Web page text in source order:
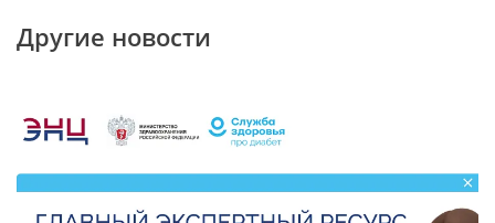
Другие новости